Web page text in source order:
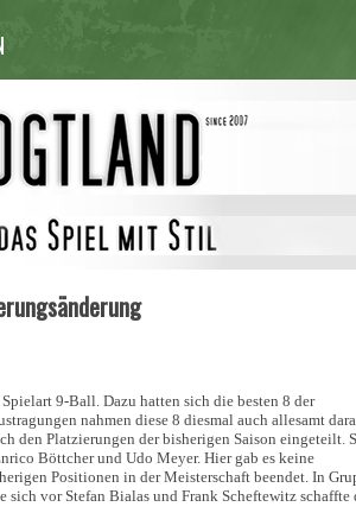
9-Ball. Dazu hatten sich die besten 8 der
nahmen diese 8 diesmal auch allesamt
den Platzierungen der bisherigen Saison eingeteilt.
Böttcher und Udo Meyer. Hier gab es keine
Positionen in der Meisterschaft beendet. In
vor Stefan Bialas und Frank Scheftewitz schaffte